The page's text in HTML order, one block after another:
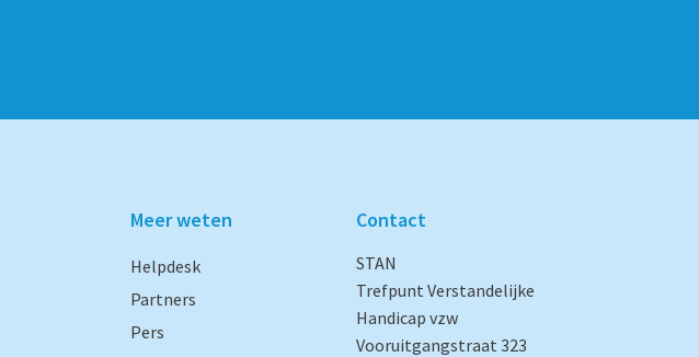
Meer weten
Helpdesk
Partners
Pers
Contact
STAN
Trefpunt Verstandelijke
Handicap vzw
Vooruitgangstraat 323